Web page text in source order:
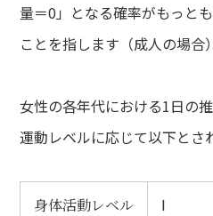
まの声
量＝0」となる確率がもっと
ことを指します（成人の場合
女性の各年代における1日の
運動レベルに応じて以下とさ
身体活動レベル Ⅰ